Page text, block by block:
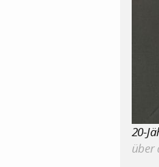
20-
über